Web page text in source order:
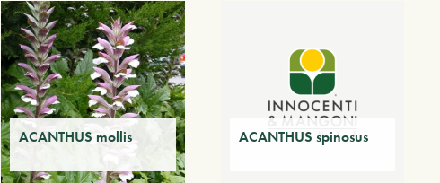
ACANTHUS mollis ACANTHUS spinosus